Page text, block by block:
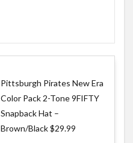
Pittsburgh Pirates New Era
Color Pack 2-Tone 9FIFTY
Snapback Hat –
Brown/Black $29.99